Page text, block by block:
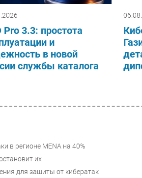
Pro 3.3: простота
и
в новой
службы каталога
в регионе MENA на 40%
их
для защиты от кибератак